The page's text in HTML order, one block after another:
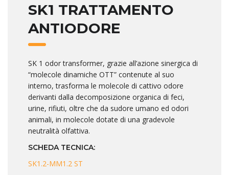
SK1 TRATTAMENTO
ANTIODORE
SK 1 odor transformer, grazie all’azione sinergica di
“molecole dinamiche OTT” contenute al suo
interno, trasforma le molecole di cattivo odore
derivanti dalla decomposizione organica di feci,
urine, rifiuti, oltre che da sudore umano ed odori
animali, in molecole dotate di una gradevole
neutralità olfattiva.
SCHEDA TECNICA:
SK1.2-MM1.2 ST